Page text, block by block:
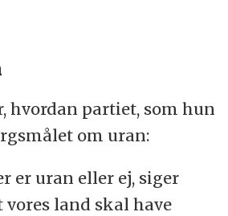
hvordan partiet, som hun
om uran:
er uran eller ej, siger
land skal have